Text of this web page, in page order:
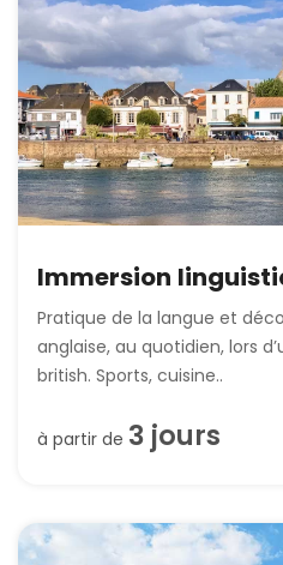
Immersion
Pratique de la langue et
anglaise, au quotidien, lors
british. Sports, cuisine..
à partir de 3 jours